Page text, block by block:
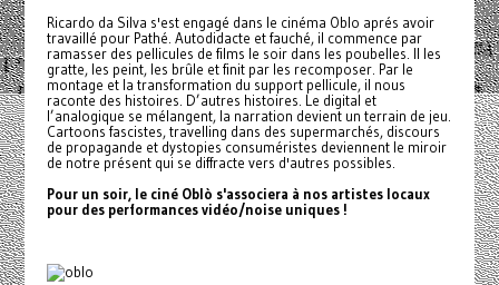
Ricardo da Silva s'est engagé dans le cinéma Oblo aprés avoir
travaillé pour Pathé. Autodidacte et fauché, il commence par
ramasser des pellicules de films le soir dans les poubelles. Il les
gratte, les peint, les brûle et finit par les recomposer. Par le
montage et la transformation du support pellicule, il nous
raconte des histoires. D’autres histoires. Le digital et
l’analogique se mélangent, la narration devient un terrain de jeu.
Cartoons fascistes, travelling dans des supermarchés, discours
de propagande et dystopies consuméristes deviennent le miroir
de notre présent qui se diffracte vers d'autres possibles.
Pour un soir, le ciné Oblò s'associera à nos artistes locaux
pour des performances vidéo/noise uniques !